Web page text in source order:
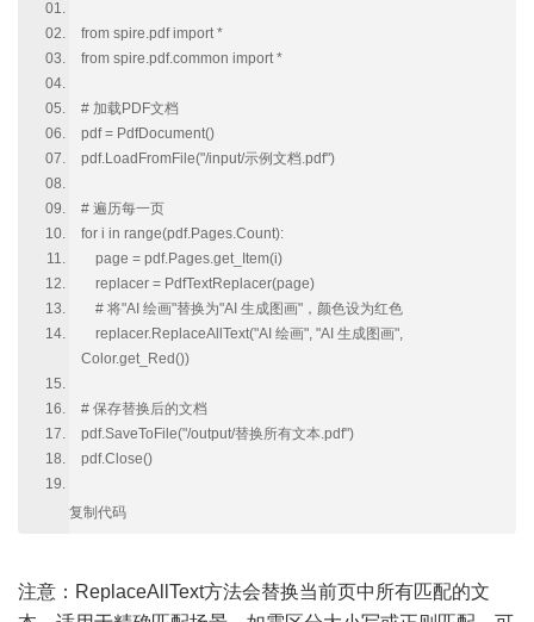
from spire.pdf import *
from spire.pdf.common import *
# 加载PDF文档
pdf = PdfDocument()
pdf.LoadFromFile("/input/示例文档.pdf")
# 遍历每一页
for i in range(pdf.Pages.Count):
page = pdf.Pages.get_Item(i)
replacer = PdfTextReplacer(page)
# 将"AI 绘画"替换为"AI 生成图画"，颜色设为红色
replacer.ReplaceAllText("AI 绘画", "AI 生成图画",
Color.get_Red())
# 保存替换后的文档
pdf.SaveToFile("/output/替换所有文本.pdf")
pdf.Close()
复制代码
注意：ReplaceAllText方法会替换当前页中所有匹配的文